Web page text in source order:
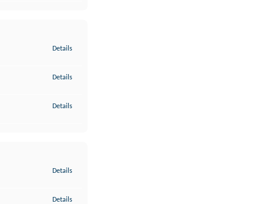
Details
Details
Details
Details
Details